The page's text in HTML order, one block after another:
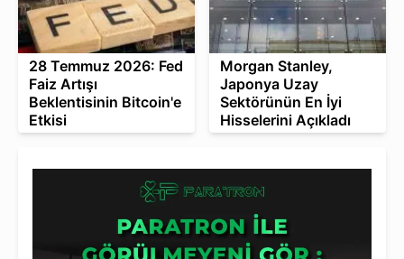
28 Temmuz 2026: Fed
Faiz Artışı
Beklentisinin Bitcoin'e
Etkisi
Morgan Stanley,
Japonya Uzay
Sektörünün En İyi
Hisselerini Açıkladı